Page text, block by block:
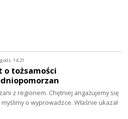
14:21
o tożsamości
z regionem. Chętniej angażujemy się
o wyprowadzce. Właśnie ukazał